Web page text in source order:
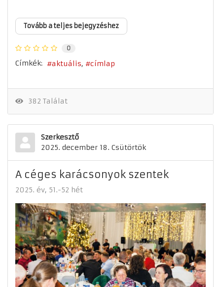
Tovább a teljes bejegyzéshez
0
Címkék: aktuális címlap
382 Találat
Szerkesztő
2025. december 18. Csütörtök
A céges karácsonyok szentek
2025. év 51.-52 hét